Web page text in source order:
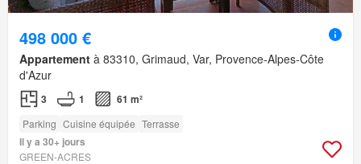
498 000 €
Appartement à 83310, Grimaud, Var, Provence-Alpes-Côte
d'Azur
3 1 61 m²
Parking Cuisine équipée Terrasse
Il y a 30+ jours
GREEN-ACRES